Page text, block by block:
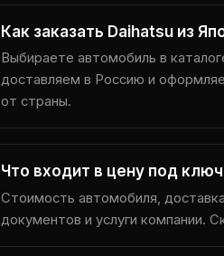
Как заказать Daihatsu из
Выбираете автомобиль в
доставляем в Россию и
от страны.
Что входит в цену под
Стоимость автомобиля,
документов и услуги компании.